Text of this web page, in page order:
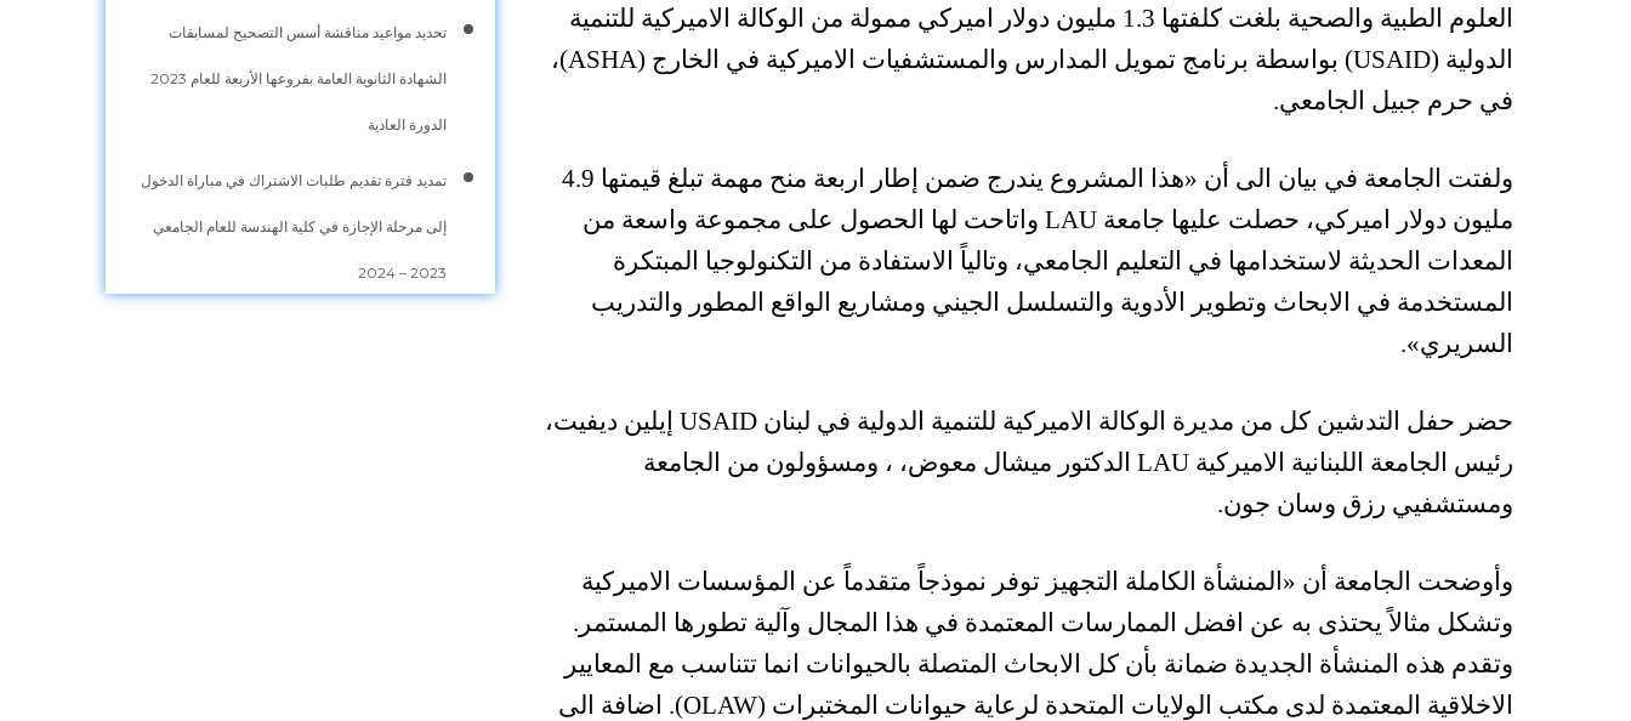
العلوم الطبية والصحية بلغت كلفتها 1.3 مليون دولار اميركي ممولة من الوكالة الاميركية للتنمية
الدولية (USAID) بواسطة برنامج تمويل المدارس والمستشفيات الاميركية في الخارج (ASHA)،
في حرم جبيل الجامعي.
ولفتت الجامعة في بيان الى أن «هذا المشروع يندرج ضمن إطار اربعة منح مهمة تبلغ قيمتها 4.9
مليون دولار اميركي، حصلت عليها جامعة LAU واتاحت لها الحصول على مجموعة واسعة من
المعدات الحديثة لاستخدامها في التعليم الجامعي، وتالياً الاستفادة من التكنولوجيا المبتكرة
المستخدمة في الابحاث وتطوير الأدوية والتسلسل الجيني ومشاريع الواقع المطور والتدريب
السريري».
حضر حفل التدشين كل من مديرة الوكالة الاميركية للتنمية الدولية في لبنان USAID إيلين ديفيت،
رئيس الجامعة اللبنانية الاميركية LAU الدكتور ميشال معوض، ، ومسؤولون من الجامعة
ومستشفيي رزق وسان جون.
وأوضحت الجامعة أن «المنشأة الكاملة التجهيز توفر نموذجاً متقدماً عن المؤسسات الاميركية
وتشكل مثالاً يحتذى به عن افضل الممارسات المعتمدة في هذا المجال وآلية تطورها المستمر.
وتقدم هذه المنشأة الجديدة ضمانة بأن كل الابحاث المتصلة بالحيوانات انما تتناسب مع المعايير
الاخلاقية المعتمدة لدى مكتب الولايات المتحدة لرعاية حيوانات المختبرات (OLAW). اضافة الى
تحديد مواعيد مناقشة أسس التصحيح لمسابقات
الشهادة الثانوية العامة بفروعها الأربعة للعام 2023
الدورة العادية
تمديد فترة تقديم طلبات الاشتراك في مباراة الدخول
إلى مرحلة الإجازة في كلية الهندسة للعام الجامعي
2023 – 2024